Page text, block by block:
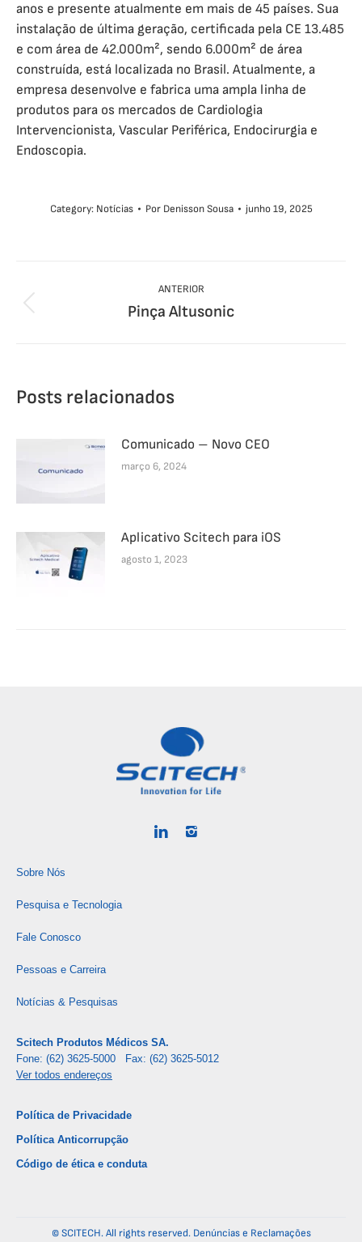
anos e presente atualmente em mais de 45 países. Sua
instalação de última geração, certificada pela CE 13.485
e com área de 42.000m², sendo 6.000m² de área
construída, está localizada no Brasil. Atualmente, a
empresa desenvolve e fabrica uma ampla linha de
produtos para os mercados de Cardiologia
Intervencionista, Vascular Periférica, Endocirurgia e
Endoscopia.
Category: Notícias Por Denisson Sousa junho 19, 2025
de
ANTERIOR
Post
Pinça Altusonic
Posts relacionados
Comunicado – Novo CEO
março 6, 2024
Aplicativo Scitech para iOS
agosto 1, 2023
Sobre Nós
Pesquisa e Tecnologia
Fale Conosco
Pessoas e Carreira
Notícias & Pesquisas
Scitech Produtos Médicos SA.
Fone: (62) 3625-5000 Fax: (62) 3625-5012
Ver todos endereços
Política de Privacidade
Política Anticorrupção
Código de ética e conduta
© SCITECH. All rights reserved. Denúncias e Reclamações